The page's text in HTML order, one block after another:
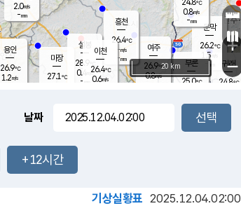
문막
26.2℃
1.5m/s
mm
부론
25.0℃
-mm
용인
26.9℃
1.2m/s
여주
26.9℃
0.8m/s
24.8℃
0.8m/s
-mm
2.0m/s
-mm
장호원
흥천
26.4℃
-m/s
-mm
마장
27.1℃
설봉
28.9
0.4 m/s
- mm
귀래
24.8℃
이천
26.4℃
0.6m/s
+
−
20 km
날짜
+12시간
기상실황표 2025.12.04.02:00